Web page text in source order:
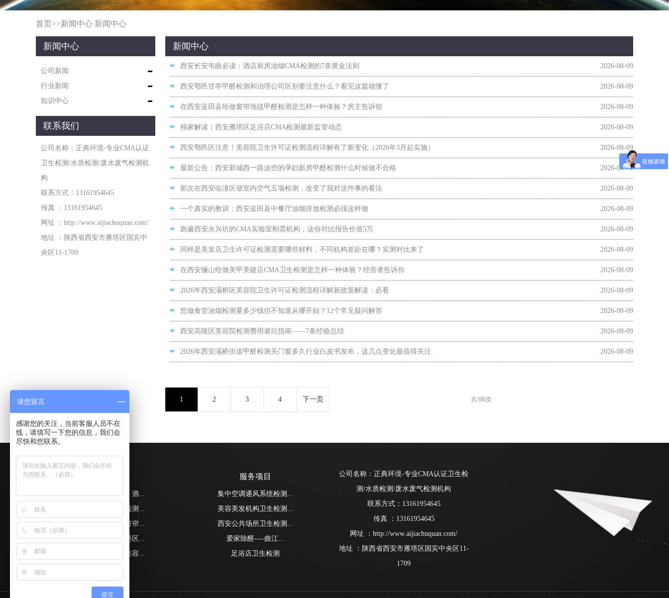
首页>>新闻中心 新闻中心
新闻中心
公司新闻
行业新闻
知识中心
联系我们
公司名称：正典环境-专业CMA认证
卫生检测/水质检测/废水废气检测机
构
联系方式：13161954645
传真 ：13161954645
网址 ：http://www.aijiachuquan.com/
地址 ：陕西省西安市雁塔区国宾中
央区11-1709
新闻中心
2026-08-09
西安长安韦曲必读：酒店厨房油烟CMA检测的7条黄金法则
2026-08-09
西安鄠邑甘亭甲醛检测和治理公司区别要注意什么？看完这篇就懂了
2026-08-09
在西安蓝田县给做窗帘地毯甲醛检测是怎样一种体验？房主告诉你
2026-08-09
独家解读｜西安雁塔区足浴店CMA检测最新监管动态
2026-08-09
西安鄠邑区注意！美容院卫生许可证检测流程详解有了新变化（2026年3月起实施）
2026-08-09
最新公告：西安新城西一路这些的孕妇新房甲醛检测什么时候做不合格
2026-08-09
那次在西安临潼区做室内空气五项检测，改变了我对这件事的看法
2026-08-09
一个真实的教训：西安蓝田县中餐厅油烟排放检测必须这样做
2026-08-09
跑遍西安永兴坊的CMA实验室刚需机构，这份对比报告价值5万
2026-08-09
同样是美发店卫生许可证检测需要哪些材料，不同机构差距在哪？实测对比来了
2026-08-09
在西安骊山给做美甲美睫店CMA卫生检测是怎样一种体验？经营者告诉你
2026-08-09
2026年西安灞桥区美容院卫生许可证检测流程详解新政策解读：必看
2026-08-09
想做食堂油烟检测要多少钱但不知道从哪开始？12个常见疑问解答
2026-08-09
西安高陵区美容院检测费用避坑指南——7条经验总结
2026-08-09
2026年西安灞桥街道甲醛检测关门窗多久行业白皮书发布，这几点变化最值得关注
1 2 3 4 下一页 共306页
西安长安韦曲必读：酒...
西安鄠邑甘亭甲醛检测...
在西安蓝田县给做窗帘...
独家解读｜西安雁塔区...
西安鄠邑区注意！美容...
服务项目
集中空调通风系统检测...
美容美发机构卫生检测...
西安公共场所卫生检测...
爱家除醛----曲江...
足浴店卫生检测
公司名称：正典环境-专业CMA认证卫生检
测/水质检测/废水废气检测机构
联系方式：13161954645
传真 ：13161954645
网址 ：http://www.aijiachuquan.com/
地址 ：陕西省西安市雁塔区国宾中央区11-
1709
请您留言
感谢您的关注，当前客服人员不在
线，请填写一下您的信息，我们会
尽快和您联系。
提交